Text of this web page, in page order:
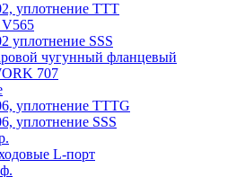
уплотнение ТТТ
V565
уплотнение SSS
чугунный фланцевый
707
уплотнение ТТТG
уплотнение SSS
L-порт